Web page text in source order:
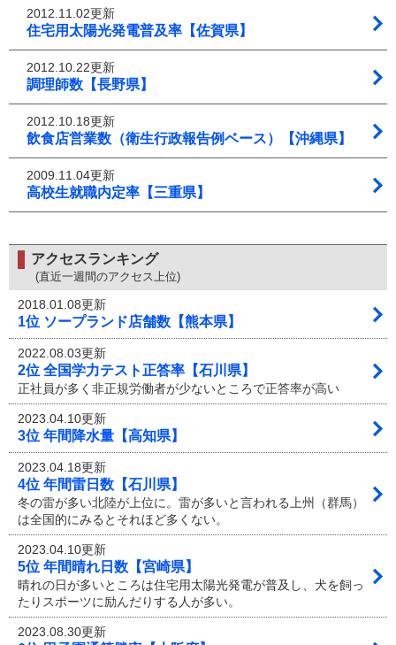
2012.11.02更新
住宅用太陽光発電普及率【佐賀県】
2012.10.22更新
調理師数【長野県】
2012.10.18更新
飲食店営業数（衛生行政報告例ベース）【沖縄県】
2009.11.04更新
高校生就職内定率【三重県】
アクセスランキング
(直近一週間のアクセス上位)
2018.01.08更新
1位 ソープランド店舗数【熊本県】
2022.08.03更新
2位 全国学力テスト正答率【石川県】
正社員が多く非正規労働者が少ないところで正答率が高い
2023.04.10更新
3位 年間降水量【高知県】
2023.04.18更新
4位 年間雷日数【石川県】
冬の雷が多い北陸が上位に。雷が多いと言われる上州（群馬）
は全国的にみるとそれほど多くない。
2023.04.10更新
5位 年間晴れ日数【宮崎県】
晴れの日が多いところは住宅用太陽光発電が普及し、犬を飼っ
たりスポーツに励んだりする人が多い。
2023.08.30更新